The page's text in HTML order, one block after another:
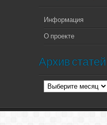
Информация
О проекте
Архив статей
Архив
статей